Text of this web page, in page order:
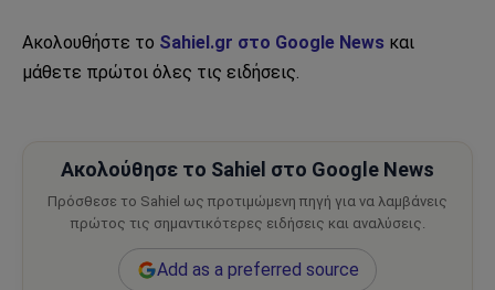
Ακολουθήστε το Sahiel.gr στο Google News και
μάθετε πρώτοι όλες τις ειδήσεις.
Ακολούθησε το Sahiel στο Google News
Πρόσθεσε το Sahiel ως προτιμώμενη πηγή για να λαμβάνεις
πρώτος τις σημαντικότερες ειδήσεις και αναλύσεις.
Add as a preferred source